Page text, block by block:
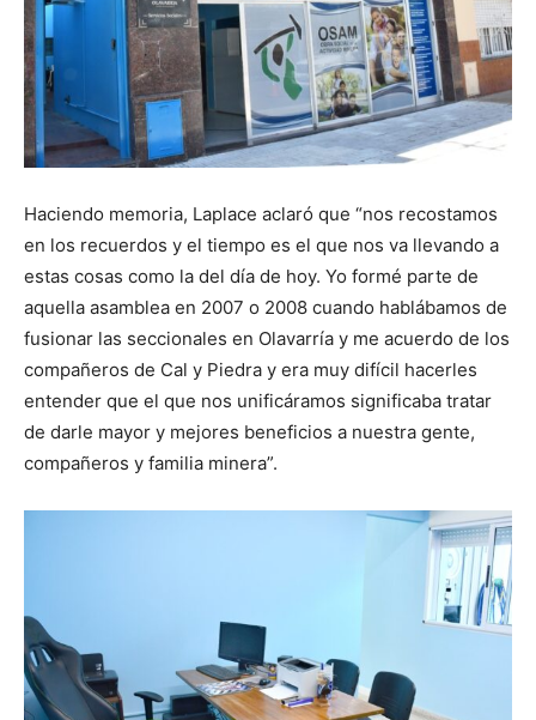
Haciendo memoria, Laplace aclaró que “nos recostamos
en los recuerdos y el tiempo es el que nos va llevando a
estas cosas como la del día de hoy. Yo formé parte de
aquella asamblea en 2007 o 2008 cuando hablábamos de
fusionar las seccionales en Olavarría y me acuerdo de los
compañeros de Cal y Piedra y era muy difícil hacerles
entender que el que nos unificáramos significaba tratar
de darle mayor y mejores beneficios a nuestra gente,
compañeros y familia minera”.